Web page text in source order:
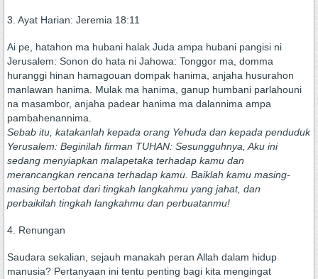
3. Ayat Harian: Jeremia 18:11
Ai pe, hatahon ma hubani halak Juda ampa hubani pangisi ni
Jerusalem: Sonon do hata ni Jahowa: Tonggor ma, domma
huranggi hinan hamagouan dompak hanima, anjaha husurahon
manlawan hanima. Mulak ma hanima, ganup humbani parlahouni
na masambor, anjaha padear hanima ma dalannima ampa
pambahenannima.
Sebab itu, katakanlah kepada orang Yehuda dan kepada penduduk
Yerusalem: Beginilah firman TUHAN: Sesungguhnya, Aku ini
sedang menyiapkan malapetaka terhadap kamu dan
merancangkan rencana terhadap kamu. Baiklah kamu masing-
masing bertobat dari tingkah langkahmu yang jahat, dan
perbaikilah tingkah langkahmu dan perbuatanmu!
4. Renungan
Saudara sekalian, sejauh manakah peran Allah dalam hidup
manusia? Pertanyaan ini tentu penting bagi kita mengingat